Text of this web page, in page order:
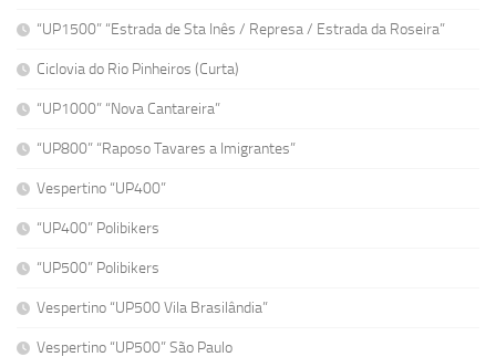
“UP1500” “Estrada de Sta Inês / Represa / Estrada da Roseira”
Ciclovia do Rio Pinheiros (Curta)
“UP1000” “Nova Cantareira”
“UP800” “Raposo Tavares a Imigrantes”
Vespertino “UP400”
“UP400” Polibikers
“UP500” Polibikers
Vespertino “UP500 Vila Brasilândia”
Vespertino “UP500” São Paulo